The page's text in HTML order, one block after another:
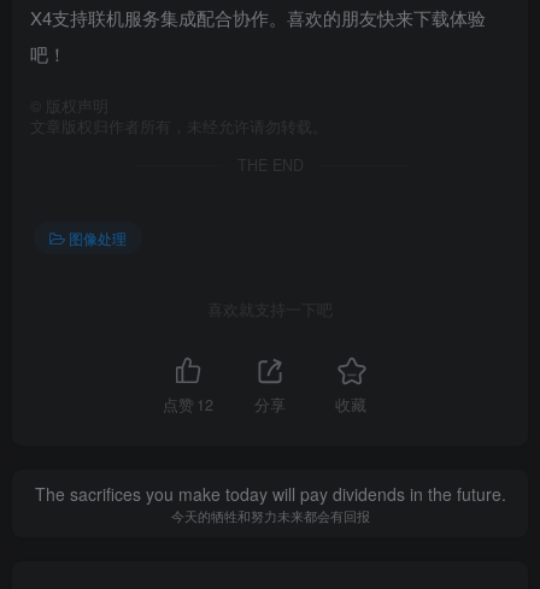
X4支持联机服务集成配合协作。喜欢的朋友快来下载体验
吧！
版权声明
文章版权归作者所有，未经允许请勿转载。
THE END
图像处理
喜欢就支持一下吧
点赞 12 分享 收藏
The sacrifices you make today will pay dividends in the future.
今天的牺牲和努力未来都会有回报